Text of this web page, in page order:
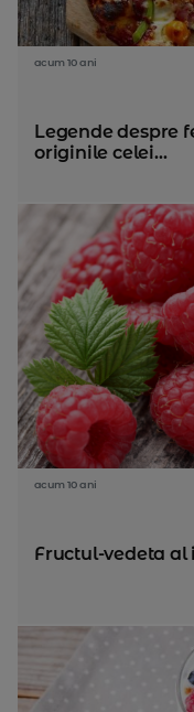
acum 10 ani
Legende despre
originile celei...
acum 10 ani
Fructul-vedeta al